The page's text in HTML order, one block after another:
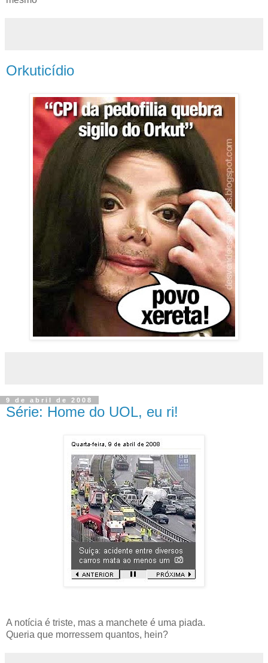
Orkuticídio
9 de abril de 2008
Série: Home do UOL, eu ri!
A notícia é triste, mas a manchete é uma piada.
Queria que morressem quantos, hein?